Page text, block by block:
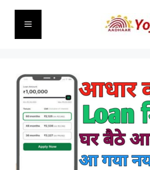
content
Menu